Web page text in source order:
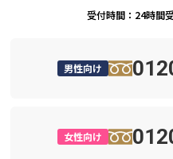
受付時間：24時間
男性向け
女性向け